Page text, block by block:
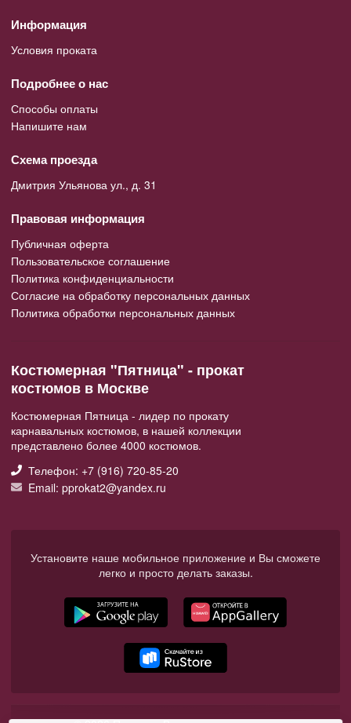
Информация
Условия проката
Подробнее о нас
Способы оплаты
Напишите нам
Схема проезда
Дмитрия Ульянова ул., д. 31
Правовая информация
Публичная оферта
Пользовательское соглашение
Политика конфиденциальности
Согласие на обработку персональных данных
Политика обработки персональных данных
Костюмерная "Пятница" - прокат
костюмов в Москве
Костюмерная Пятница - лидер по прокату
карнавальных костюмов, в нашей коллекции
представлено более 4000 костюмов.
Телефон: +7 (916) 720-85-20
Email: pprokat2@yandex.ru
Установите наше мобильное приложение и Вы сможете
легко и просто делать заказы.